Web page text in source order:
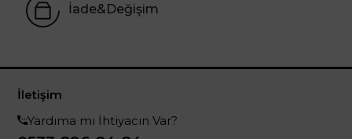
İade&Değişim
İletişim
Yardıma mı İhtiyacın Var?